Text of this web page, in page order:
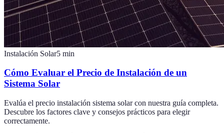
Instalación Solar5 min
Cómo Evaluar el Precio de Instalación de un
Sistema Solar
Evalúa el precio instalación sistema solar con nuestra guía completa.
Descubre los factores clave y consejos prácticos para elegir
correctamente.